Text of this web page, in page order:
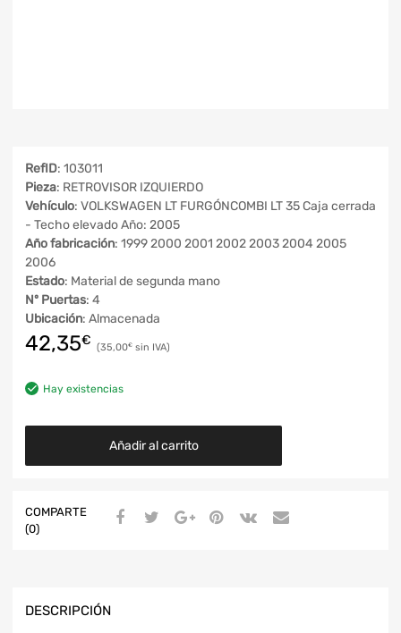
RefID: 103011
Pieza: RETROVISOR IZQUIERDO
Vehículo: VOLKSWAGEN LT FURGÓNCOMBI LT 35 Caja cerrada
- Techo elevado Año: 2005
Año fabricación: 1999 2000 2001 2002 2003 2004 2005
2006
Estado: Material de segunda mano
Nº Puertas: 4
Ubicación: Almacenada
42,35€ 35,00€
Hay existencias
Añadir al carrito
COMPARTE
(0)
DESCRIPCIÓN